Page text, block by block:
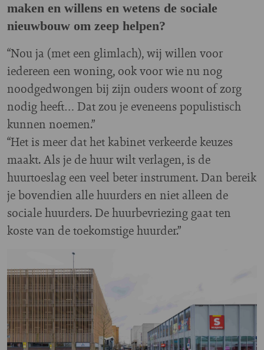
maken en willens en wetens de sociale
nieuwbouw om zeep helpen?
“Nou ja (met een glimlach), wij willen voor
iedereen een woning, ook voor wie nu nog
noodgedwongen bij zijn ouders woont of zorg
nodig heeft… Dat zou je eveneens populistisch
kunnen noemen.”
“Het is meer dat het kabinet verkeerde keuzes
maakt. Als je de huur wilt verlagen, is de
huurtoeslag een veel beter instrument. Dan bereik
je bovendien alle huurders en niet alleen de
sociale huurders. De huurbevriezing gaat ten
koste van de toekomstige huurder.”